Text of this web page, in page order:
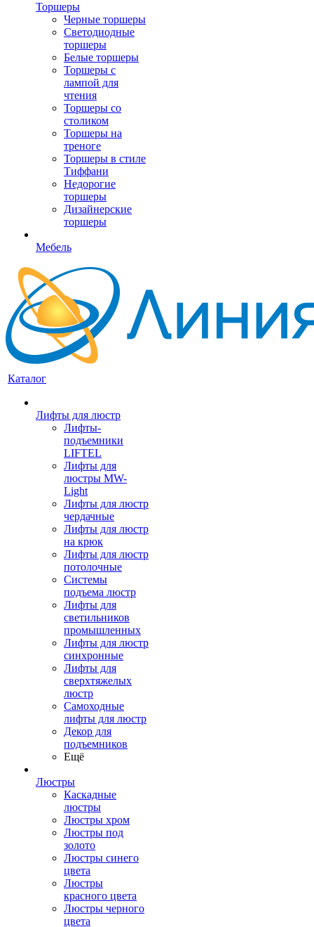
Торшеры
Черные торшеры
Светодиодные
торшеры
Белые торшеры
Торшеры с
лампой для
чтения
Торшеры со
столиком
Торшеры на
треноге
Торшеры в стиле
Тиффани
Недорогие
торшеры
Дизайнерские
торшеры
Мебель
Каталог
Лифты для люстр
Лифты-
подъемники
LIFTEL
Лифты для
люстры MW-
Light
Лифты для люстр
чердачные
Лифты для люстр
на крюк
Лифты для люстр
потолочные
Системы
подъема люстр
Лифты для
светильников
промышленных
Лифты для люстр
синхронные
Лифты для
сверхтяжелых
люстр
Самоходные
лифты для люстр
Декор для
подъемников
Ещё
Люстры
Каскадные
люстры
Люстры хром
Люстры под
золото
Люстры синего
цвета
Люстры
красного цвета
Люстры черного
цвета